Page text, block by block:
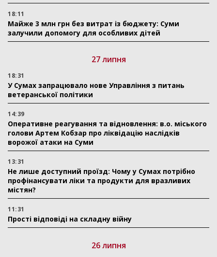
18:11
Майже 3 млн грн без витрат із бюджету: Суми
залучили допомогу для особливих дітей
27 липня
18:31
У Сумах запрацювало нове Управління з питань
ветеранської політики
14:39
Оперативне реагування та відновлення: в.о. міського
голови Артем Кобзар про ліквідацію наслідків
ворожої атаки на Суми
13:31
Не лише доступний проїзд: Чому у Сумах потрібно
профінансувати ліки та продукти для вразливих
містян?
11:31
Прості відповіді на складну війну
26 липня